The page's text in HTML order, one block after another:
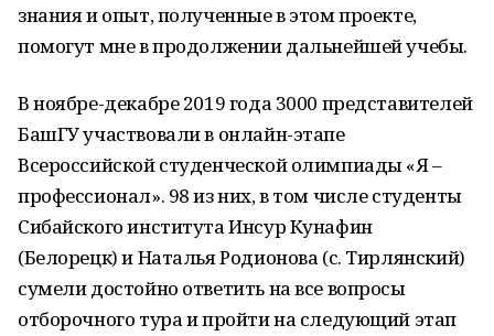
знания и опыт, полученные в этом проекте,
помогут мне в продолжении дальнейшей учебы.
В ноябре-декабре 2019 года 3000 представителей
БашГУ участвовали в онлайн-этапе
Всероссийской студенческой олимпиады «Я –
профессионал». 98 из них, в том числе студенты
Сибайского института Инсур Кунафин
(Белорецк) и Наталья Родионова (с. Тирлянский)
сумели достойно ответить на все вопросы
отборочного тура и пройти на следующий этап